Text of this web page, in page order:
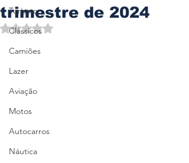
Turismo
Clássicos
Camiões
Lazer
Aviação
Motos
Autocarros
Náutica
trimestre de 2024
Avaliado com NaN de 5 estrelas.